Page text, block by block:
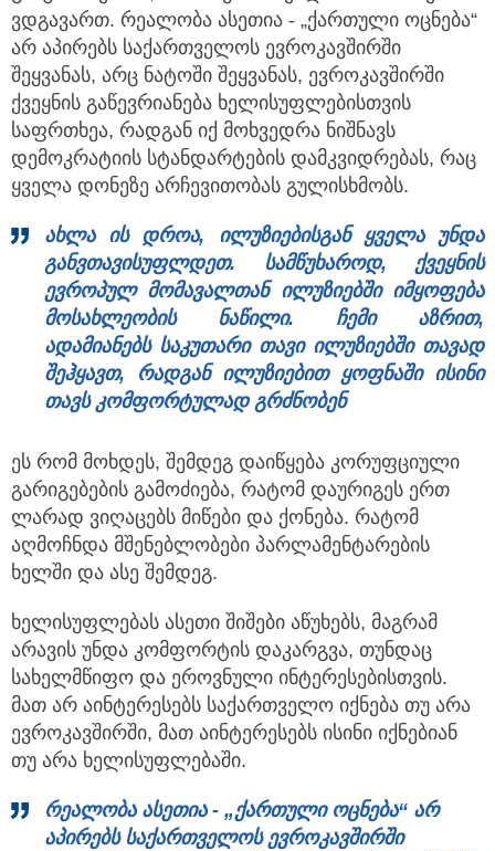
ვდგავართ. რეალობა ასეთია - „ქართული ოცნება“
არ აპირებს საქართველოს ევროკავშირში
შეყვანას, არც ნატოში შეყვანას, ევროკავშირში
ქვეყნის გაწევრიანება ხელისუფლებისთვის
საფრთხეა, რადგან იქ მოხვედრა ნიშნავს
დემოკრატიის სტანდარტების დამკვიდრებას, რაც
ყველა დონეზე არჩევითობას გულისხმობს.
ახლა ის დროა, ილუზიებისგან ყველა უნდა
განვთავისუფლდეთ. სამწუხაროდ, ქვეყნის
ევროპულ მომავალთან ილუზიებში იმყოფება
მოსახლეობის ნაწილი. ჩემი აზრით,
ადამიანებს საკუთარი თავი ილუზიებში თავად
შეჰყავთ, რადგან ილუზიებით ყოფნაში ისინი
თავს კომფორტულად გრძნობენ
ეს რომ მოხდეს, შემდეგ დაიწყება კორუფციული
გარიგებების გამოძიება, რატომ დაურიგეს ერთ
ლარად ვიღაცებს მიწები და ქონება. რატომ
აღმოჩნდა მშენებლობები პარლამენტარების
ხელში და ასე შემდეგ.
ხელისუფლებას ასეთი შიშები აწუხებს, მაგრამ
არავის უნდა კომფორტის დაკარგვა, თუნდაც
სახელმწიფო და ეროვნული ინტერესებისთვის.
მათ არ აინტერესებს საქართველო იქნება თუ არა
ევროკავშირში, მათ აინტერესებს ისინი იქნებიან
თუ არა ხელისუფლებაში.
რეალობა ასეთია - „ქართული ოცნება“ არ
აპირებს საქართველოს ევროკავშირში